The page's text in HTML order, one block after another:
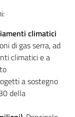
climatici
di gas serra, ad
climatici e a
a sostegno
della